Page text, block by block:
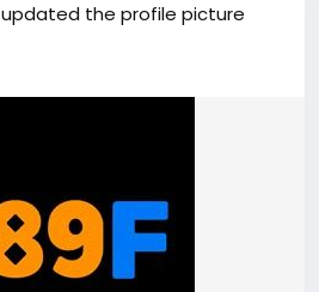
updated the profile picture